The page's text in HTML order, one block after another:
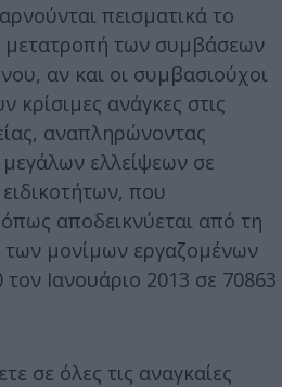
πεισματικά το
μετατροπή των συμβάσεων
αν και οι συμβασιούχοι
κρίσιμες ανάγκες στις
αναπληρώνοντας
ελλείψεων σε
που
αποδεικνύεται από τη
των μονίμων εργαζομένων
Ιανουάριο 2013 σε 70863
σε όλες τις αναγκαίες